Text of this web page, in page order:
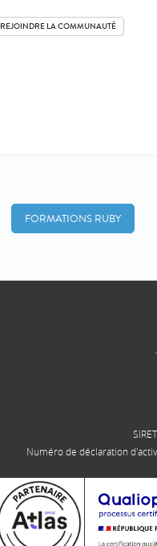
REJOINDRE LA COMMUNAUTÉ
FORMATIONS RUBY
Numéro de déclaration